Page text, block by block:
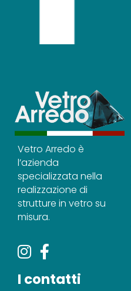
Vetro Arredo è
l’azienda
specializzata nella
realizzazione di
strutture in vetro su
misura.
I contatti